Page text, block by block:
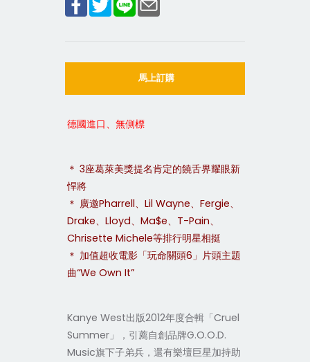
馬上訂購
德國進口、無側標
＊ 3座葛萊美獎提名肯定的饒舌界耀眼新
悍將
＊ 廣邀Pharrell、Lil Wayne、Fergie、
Drake、Lloyd、Ma$e、T-Pain、
Chrisette Michele等排行明星相挺
＊ 加值超收電影「玩命關頭6」片頭主題
曲“We Own It”
Kanye West出版2012年度合輯「Cruel
Summer」，引薦自創品牌G.O.O.D.
Music旗下子弟兵，還有樂壇巨星加持助